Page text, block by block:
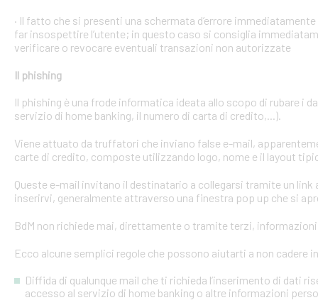
· Il fatto che si presenti una schermata d’errore
far insospettire l’utente; in questo caso si consiglia
verificare o revocare eventuali transazioni non autorizzate
Il phishing
Il phishing è una frode informatica ideata allo scopo di rubare i
servizio di home banking, il numero di carta di credito,...).
Viene attuato da truffatori che inviano false e-mail,
carte di credito, composte utilizzando logo, nome e il layout
Queste e-mail invitano il destinatario a collegarsi tramite un
inserirvi, generalmente attraverso una finestra pop up che si
BdM non richiede mai, direttamente o tramite terzi,
Ecco alcune semplici regole che possono aiutarti a non cadere
Diffida di qualunque mail che ti richieda l’inserimento di dati
accesso al servizio di home banking o altre informazioni